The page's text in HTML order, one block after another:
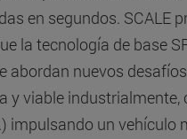
en segundos. SCALE
la tecnología de base
abordan nuevos
y viable
un vehículo